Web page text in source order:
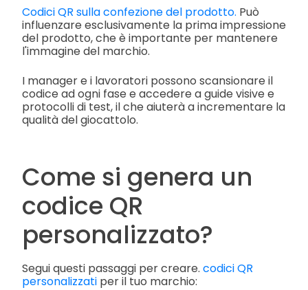
Codici QR sulla confezione del prodotto. Può
influenzare esclusivamente la prima impressione
del prodotto, che è importante per mantenere
l'immagine del marchio.
I manager e i lavoratori possono scansionare il
codice ad ogni fase e accedere a guide visive e
protocolli di test, il che aiuterà a incrementare la
qualità del giocattolo.
Come si genera un
codice QR
personalizzato?
Segui questi passaggi per creare. codici QR
personalizzati per il tuo marchio: